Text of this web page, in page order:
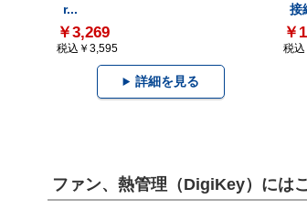
r...
￥3,269
税込￥3,595
詳細を見る
接
￥
税
ファン、熱管理（DigiKey）には